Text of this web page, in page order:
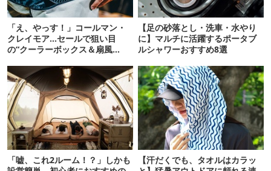
「え、やっす！」コールマン・
クレイモア…セールで狙い目
の“クーラーボックス＆扇風
【足の砂落とし・洗車・水やり
に】マルチに活躍するポータブ
ルシャワーおすすめ8選
「嘘、これ2ルーム！？」しかも
【汗だくでも、タオルはカラッ